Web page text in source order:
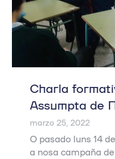
Charla
Assumpta de
marzo 25, 2022
O pasado luns 14
a nosa campaña